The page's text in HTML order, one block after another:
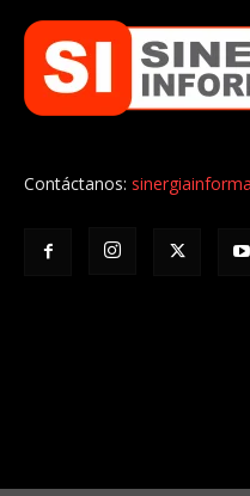
Contáctanos: